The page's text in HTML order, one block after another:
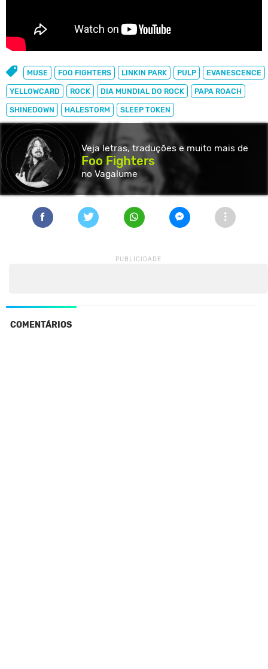
MUSE FOO FIGHTERS LINKIN PARK PULP EVANESCENCE
YELLOWCARD ROCK DIA MUNDIAL DO ROCK PAPA ROACH
SHINEDOWN HALESTORM SLEEP TOKEN
Veja letras, traduções e muito mais de
Foo Fighters
no Vagalume
COMENTÁRIOS